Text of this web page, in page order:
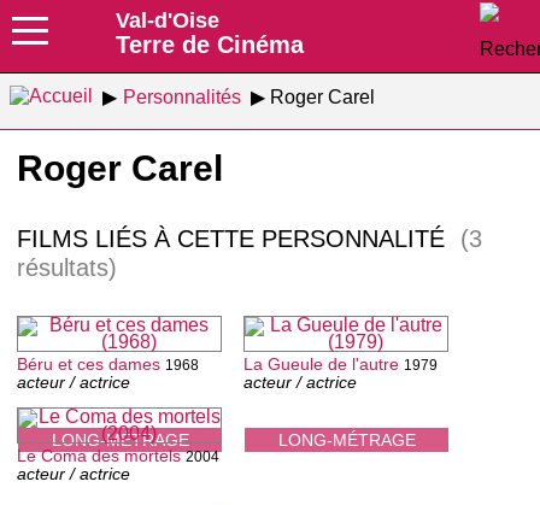
Val-d'Oise
Terre de Cinéma
Personnalités Roger Carel
Roger Carel
FILMS LIÉS À CETTE PERSONNALITÉ
(3
résultats)
LONG-MÉTRAGE
Béru et ces dames 1968
acteur / actrice
LONG-MÉTRAGE
La Gueule de l'autre 1979
acteur / actrice
Le Coma des mortels 2004
acteur / actrice